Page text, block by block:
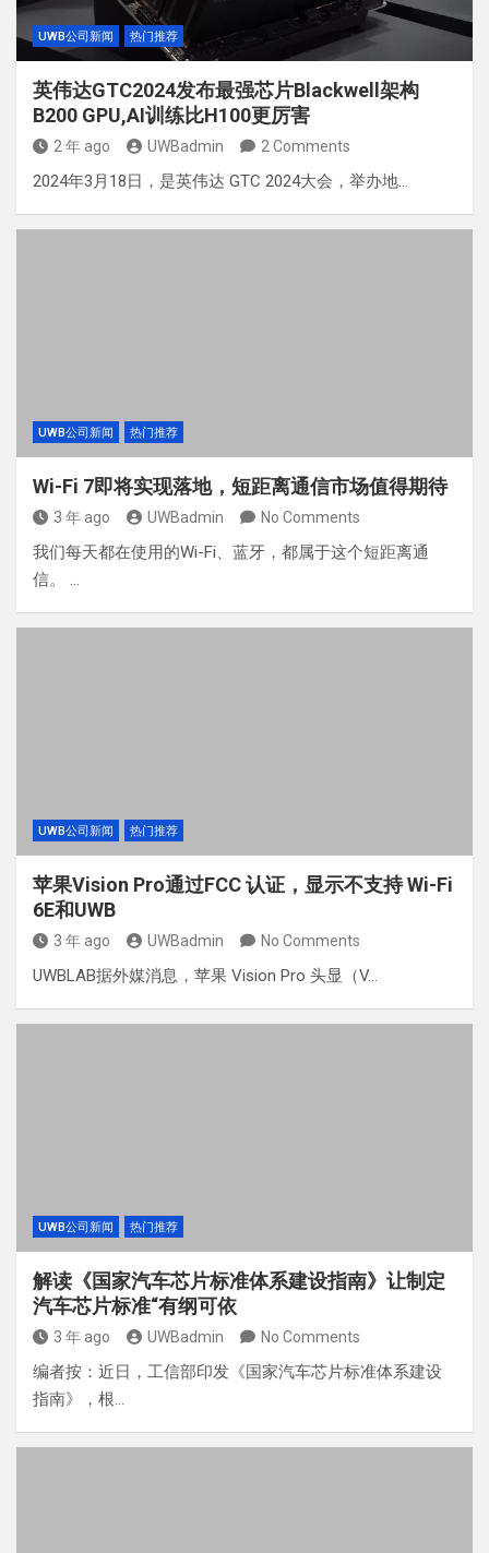
UWB公司新闻 热门推荐
英伟达GTC2024发布最强芯片Blackwell架构
B200 GPU,AI训练比H100更厉害
2 年 ago UWBadmin 2 Comments
2024年3月18日，是英伟达 GTC 2024大会，举办地…
UWB公司新闻 热门推荐
Wi-Fi 7即将实现落地，短距离通信市场值得期待
3 年 ago UWBadmin No Comments
我们每天都在使用的Wi-Fi、蓝牙，都属于这个短距离通
信。 …
UWB公司新闻 热门推荐
苹果Vision Pro通过FCC 认证，显示不支持 Wi-Fi
6E和UWB
3 年 ago UWBadmin No Comments
UWBLAB据外媒消息，苹果 Vision Pro 头显（V…
UWB公司新闻 热门推荐
解读《国家汽车芯片标准体系建设指南》让制定
汽车芯片标准“有纲可依
3 年 ago UWBadmin No Comments
编者按：近日，工信部印发《国家汽车芯片标准体系建设
指南》，根…